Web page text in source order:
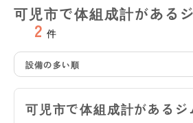
可児市で体組成計がある
2 件
設備の多い順
可児市で体組成計があるジ